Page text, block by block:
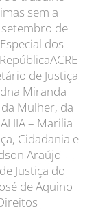
sem a
de
dos
de Justiça
Miranda
Mulher, da
– Marilia
Cidadania e
Araújo –
Justiça do
de Aquino